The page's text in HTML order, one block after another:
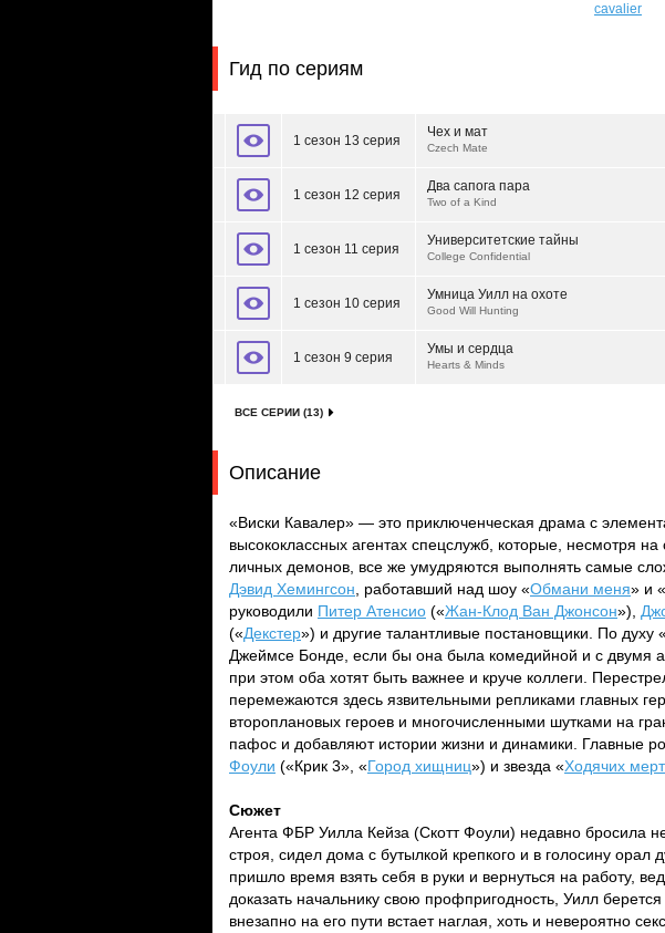
cavalier
Гид по сериям
1 сезон 13 серия
Чех и мат
Czech Mate
1 сезон 12 серия
Два сапога пара
Two of a Kind
1 сезон 11 серия
Университетские тайны
College Confidential
1 сезон 10 серия
Умница Уилл на охоте
Good Will Hunting
1 сезон 9 серия
Умы и сердца
Hearts & Minds
ВСЕ СЕРИИ (13)
Описание
«Виски Кавалер» — это приключенческая драма с
высококлассных агентах спецслужб, которые, несмотря
личных демонов, все же умудряются выполнять самые
Дэвид Хемингсон , работавший над шоу «Обмани меня» и
руководили Питер Атенсио («Жан-Клод Ван Джонсон»),
(«Декстер») и другие талантливые постановщики. По
Джеймсе Бонде, если бы она была комедийной и с двумя
при этом оба хотят быть важнее и круче коллеги.
перемежаются здесь язвительными репликами главных
второплановых героев и многочисленными шутками на
пафос и добавляют истории жизни и динамики. Главные
Фоули («Крик 3», «Город хищниц») и звезда «Ходячих
Сюжет
Агента ФБР Уилла Кейза (Скотт Фоули) недавно бросила
строя, сидел дома с бутылкой крепкого и в голосину
пришло время взять себя в руки и вернуться на работу,
доказать начальнику свою профпригодность, Уилл
внезапно на его пути встает наглая, хоть и невероятно